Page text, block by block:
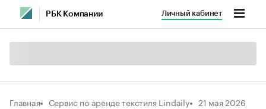
РБК Компании Личный кабинет
Главная Сервис по аренде текстиля Lindaily 21 мая 2026